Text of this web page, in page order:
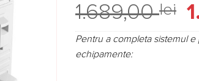
5.00din 5
pe baza
singure
1.689,00lei
a
Pentru a completa sistemul
echipamente: